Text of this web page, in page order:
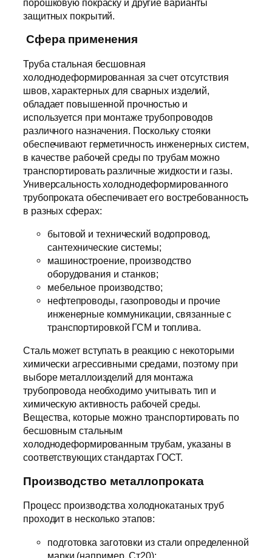
порошковую покраску и другие варианты
защитных покрытий.
Сфера применения
Труба стальная бесшовная
холоднодеформированная за счет отсутствия
швов, характерных для сварных изделий,
обладает повышенной прочностью и
используется при монтаже трубопроводов
различного назначения. Поскольку стояки
обеспечивают герметичность инженерных систем,
в качестве рабочей среды по трубам можно
транспортировать различные жидкости и газы.
Универсальность холоднодеформированного
трубопроката обеспечивает его востребованность
в разных сферах:
бытовой и технический водопровод,
сантехнические системы;
машиностроение, производство
оборудования и станков;
мебельное производство;
нефтепроводы, газопроводы и прочие
инженерные коммуникации, связанные с
транспортировкой ГСМ и топлива.
Сталь может вступать в реакцию с некоторыми
химически агрессивными средами, поэтому при
выборе металлоизделий для монтажа
трубопровода необходимо учитывать тип и
химическую активность рабочей среды.
Вещества, которые можно транспортировать по
бесшовным стальным
холоднодеформированным трубам, указаны в
соответствующих стандартах ГОСТ.
Производство металлопроката
Процесс производства холоднокатаных труб
проходит в несколько этапов:
подготовка заготовки из стали определенной
марки (например, Ст20);